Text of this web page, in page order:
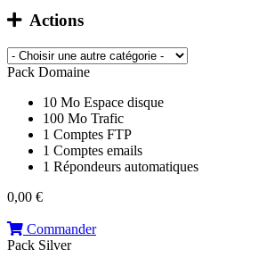
Actions
Pack Domaine
10 Mo Espace disque
100 Mo Trafic
1 Comptes FTP
1 Comptes emails
1 Répondeurs automatiques
0,00 €
Commander
Pack Silver